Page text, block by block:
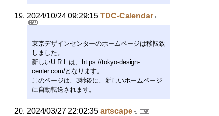
2024/10/24 09:29:15 TDC-Calendar
東京デザインセンターのホームページは移転致
しました。
新しいU.R.L.は、https://tokyo-design-
center.com/となります。
このページは、3秒後に、新しいホームページ
に自動転送されます。
2024/03/27 22:02:35 artscape